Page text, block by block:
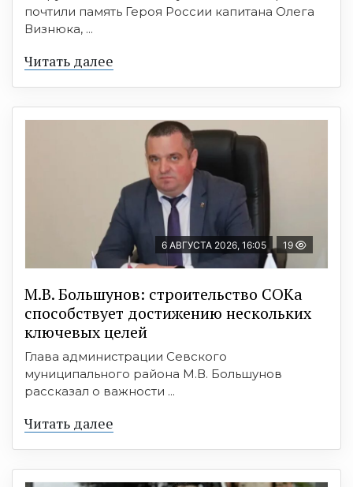
почтили память Героя России капитана Олега
Визнюка, ...
Читать далее
6 АВГУСТА 2026, 16:05 19
М.В. Большунов: строительство СОКа
способствует достижению нескольких
ключевых целей
Глава администрации Севского
муниципального района М.В. Большунов
рассказал о важности ...
Читать далее